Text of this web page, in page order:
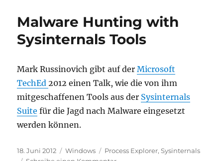
Preview
Malware Hunting with
Sysinternals Tools
Mark Russinovich gibt auf derMicrosoft
TechEd2012 einen Talk, wie die von ihm
mitgeschaffenen Tools aus der Sysinternals
Suite für die Jagd nach Malware eingesetzt
werden können.
Veröffentlicht
18. Juni 2012 Kategorien
Windows Schlagwörter
Process Explorer,Sysinternals